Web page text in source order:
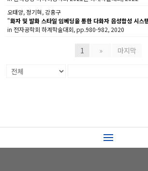
오태양, 정기혁, 강홍구
"화자 및 발화 스타일 임베딩을 통한 다화자 음성합성 시스
in 전자공학회 하계학술대회, pp.980-982, 2020
1 » 마지막